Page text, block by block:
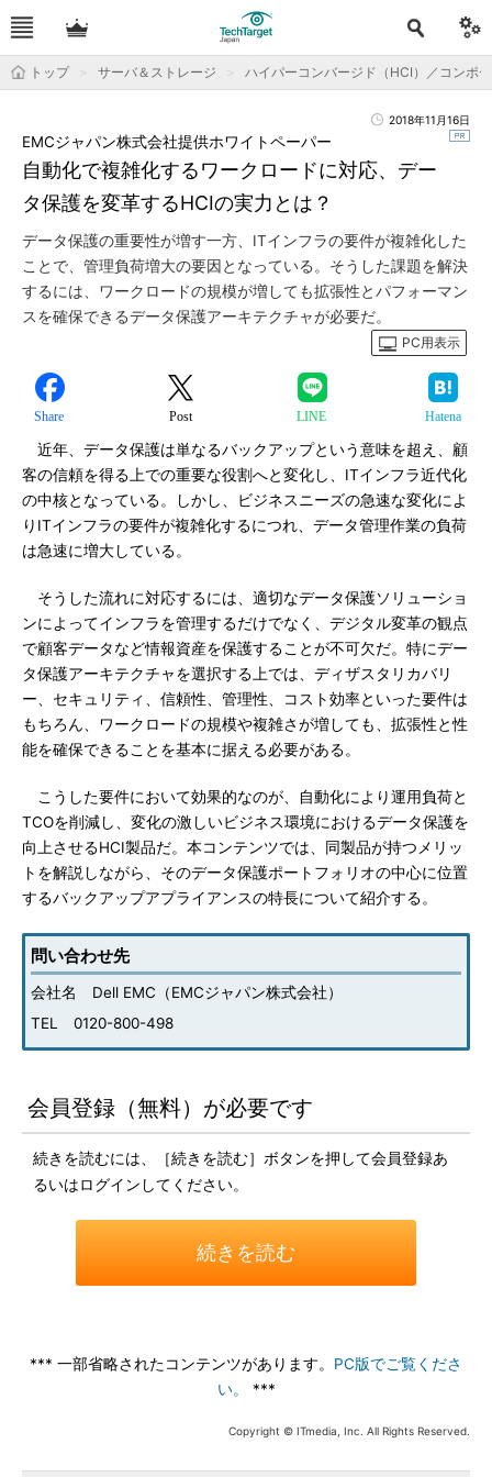
トップ サーバ＆ストレージ ハイパーコンバージド（HCI）／コンポ
2018年11月16日
自動化で複雑化するワークロードに対応、デー
タ保護を変革するHCIの実力とは？
EMCジャパン株式会社提供ホワイトペーパー
データ保護の重要性が増す一方、ITインフラの要件が複雑化した
ことで、管理負荷増大の要因となっている。そうした課題を解決
するには、ワークロードの規模が増しても拡張性とパフォーマン
スを確保できるデータ保護アーキテクチャが必要だ。
PC用表示
Share Post LINE Hatena
近年、データ保護は単なるバックアップという意味を超え、顧
客の信頼を得る上での重要な役割へと変化し、ITインフラ近代化
の中核となっている。しかし、ビジネスニーズの急速な変化によ
りITインフラの要件が複雑化するにつれ、データ管理作業の負荷
は急速に増大している。
そうした流れに対応するには、適切なデータ保護ソリューショ
ンによってインフラを管理するだけでなく、デジタル変革の観点
で顧客データなど情報資産を保護することが不可欠だ。特にデー
タ保護アーキテクチャを選択する上では、ディザスタリカバリ
ー、セキュリティ、信頼性、管理性、コスト効率といった要件は
もちろん、ワークロードの規模や複雑さが増しても、拡張性と性
能を確保できることを基本に据える必要がある。
こうした要件において効果的なのが、自動化により運用負荷と
TCOを削減し、変化の激しいビジネス環境におけるデータ保護を
向上させるHCI製品だ。本コンテンツでは、同製品が持つメリッ
トを解説しながら、そのデータ保護ポートフォリオの中心に位置
するバックアップアプライアンスの特長について紹介する。
問い合わせ先
会社名 Dell EMC（EMCジャパン株式会社）
TEL 0120-800-498
会員登録（無料）が必要です
続きを読むには、［続きを読む］ボタンを押して会員登録あ
るいはログインしてください。
続きを読む
*** 一部省略されたコンテンツがあります。 PC版でご覧くださ
い。
***
Copyright © ITmedia, Inc. All Rights Reserved.